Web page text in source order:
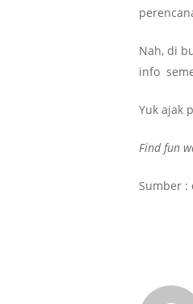
Nah, di
info
Yuk ajak
Find fun
Sumber :